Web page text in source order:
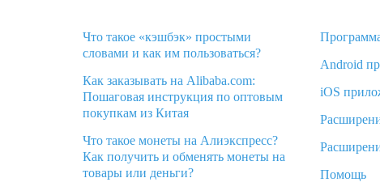
Что такое «кэшбэк» простыми
словами и как им пользоваться?
Как заказывать на Alibaba.com:
Пошаговая инструкция по оптовым
покупкам из Китая
Что такое монеты на Алиэкспресс?
Как получить и обменять монеты на
товары или деньги?
Android
iOS
Помощь